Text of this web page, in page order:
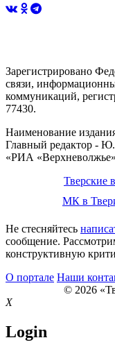
Зарегистрировано
связи,
коммуникаций,
77430.
Наименование
Главный редактор -
«РИА «Верхневолжье»
Тверские
МК в
Не стесняйтесь
сообщение.
конструктивную
О портале Наши
© 2026
X
Login